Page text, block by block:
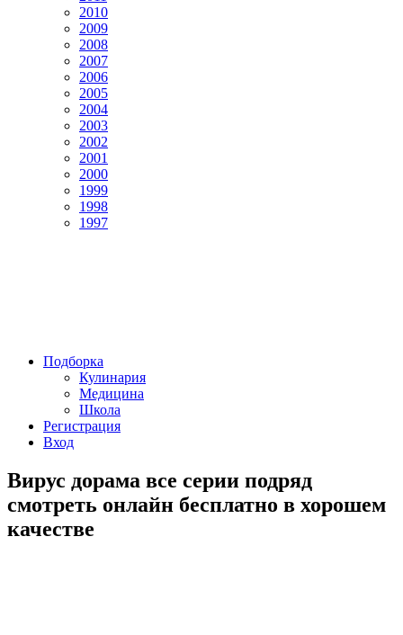
2010
2009
2008
2007
2006
2005
2004
2003
2002
2001
2000
1999
1998
1997
Подборка
Кулинария
Медицина
Школа
Регистрация
Вход
Вирус дорама все серии подряд
смотреть онлайн бесплатно в хорошем
качестве